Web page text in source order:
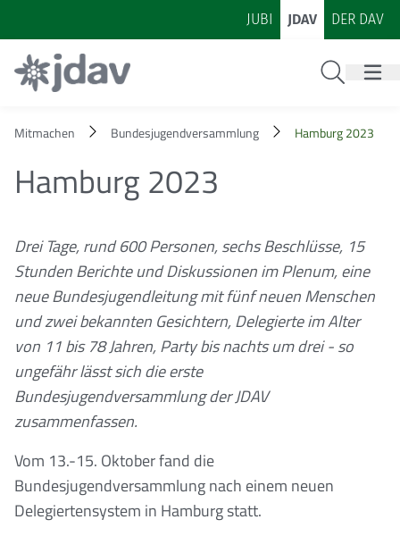
Zum Inhalt
Zur Footer-Navigation
JUBI JDAV DER DAV
Mitmachen Bundesjugendversammlung Hamburg 2023
Hamburg 2023
Drei Tage, rund 600 Personen, sechs Beschlüsse, 15
Stunden Berichte und Diskussionen im Plenum, eine
neue Bundesjugendleitung mit fünf neuen Menschen
und zwei bekannten Gesichtern, Delegierte im Alter
von 11 bis 78 Jahren, Party bis nachts um drei - so
ungefähr lässt sich die erste
Bundesjugendversammlung der JDAV
zusammenfassen.
Vom 13.-15. Oktober fand die
Bundesjugendversammlung nach einem neuen
Delegiertensystem in Hamburg statt.